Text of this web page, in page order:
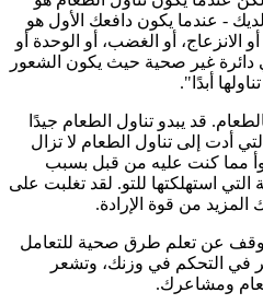
- عندما يكون دافعك الأول هو
الانزعاج، أو الغضب، أو الوحدة أو
دائرة غير صحية حيث يكون الشعور
أبدًا".
قد يبدو تناول الطعام جيدًا
أدت إلى تناول الطعام لا تزال
مما كنت عليه من قبل بسبب
استهلكتها للتو. لقد تغلبت على
من قوة الإرادة.
عن تعلم طرق صحية للتعامل
في التحكم في وزنك، وتشعر
ومشاعرك.